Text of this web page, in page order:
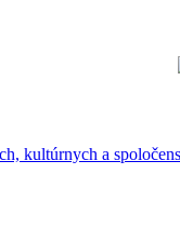
kultúrnych a